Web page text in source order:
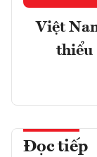
Việt
thiểu
Đọc tiếp